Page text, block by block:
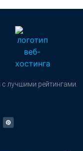
с лучшими рейтингами.